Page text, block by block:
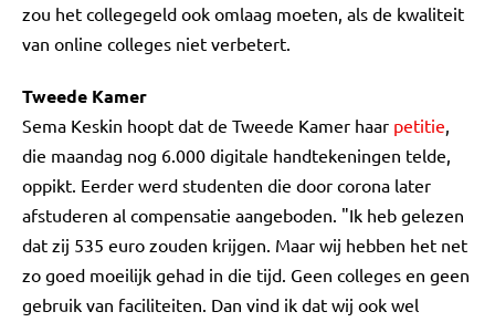
zou het collegegeld ook omlaag moeten, als de kwaliteit
van online colleges niet verbetert.
Tweede Kamer
Sema Keskin hoopt dat de Tweede Kamer haar petitie,
die maandag nog 6.000 digitale handtekeningen telde,
oppikt. Eerder werd studenten die door corona later
afstuderen al compensatie aangeboden. "Ik heb gelezen
dat zij 535 euro zouden krijgen. Maar wij hebben het net
zo goed moeilijk gehad in die tijd. Geen colleges en geen
gebruik van faciliteiten. Dan vind ik dat wij ook wel